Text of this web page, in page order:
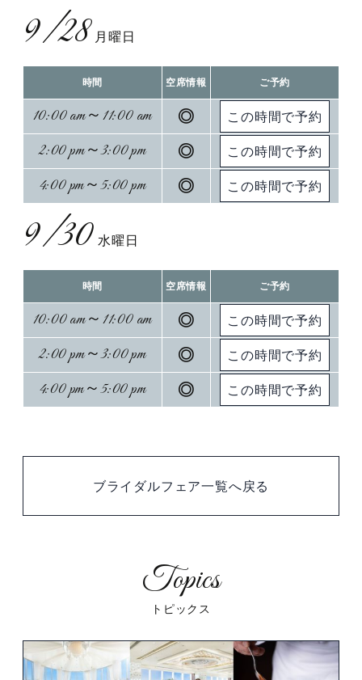
9/28 月曜日
時間 空席情報 ご予約
10:00 am～11:00 am ◎
2:00 pm～3:00 pm ◎
4:00 pm～5:00 pm ◎
9/30 水曜日
時間 空席情報 ご予約
10:00 am～11:00 am ◎
2:00 pm～3:00 pm ◎
4:00 pm～5:00 pm ◎
ブライダルフェア一覧へ戻る
トピックス